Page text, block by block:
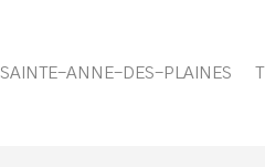
SAINTE-ANNE-DES-PLAINES